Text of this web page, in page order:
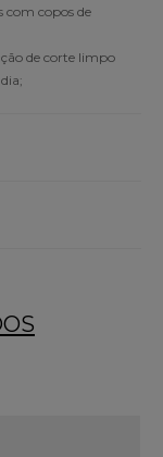
com copos de
de corte limpo